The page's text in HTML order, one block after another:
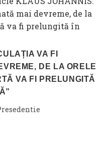
VA FI
DE LA ORELE
VA FI PRELUNGITĂ